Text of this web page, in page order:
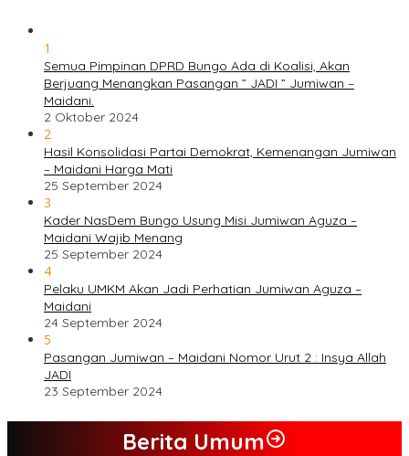
1
Semua Pimpinan DPRD Bungo Ada di Koalisi, Akan
Berjuang Menangkan Pasangan ” JADI ” Jumiwan –
Maidani.
2 Oktober 2024
2
Hasil Konsolidasi Partai Demokrat, Kemenangan Jumiwan
– Maidani Harga Mati
25 September 2024
3
Kader NasDem Bungo Usung Misi Jumiwan Aguza –
Maidani Wajib Menang
25 September 2024
4
Pelaku UMKM Akan Jadi Perhatian Jumiwan Aguza –
Maidani
24 September 2024
5
Pasangan Jumiwan – Maidani Nomor Urut 2 : Insya Allah
JADI
23 September 2024
Berita Umum